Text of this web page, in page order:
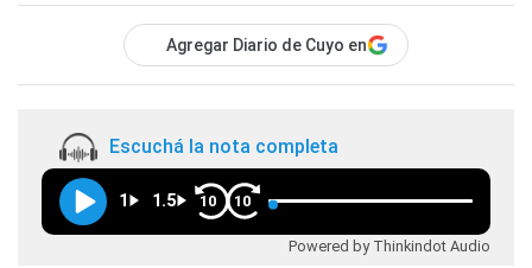
Agregar Diario de Cuyo en
Escuchá la nota completa
1 1.5 10 10
Powered by Thinkindot Audio